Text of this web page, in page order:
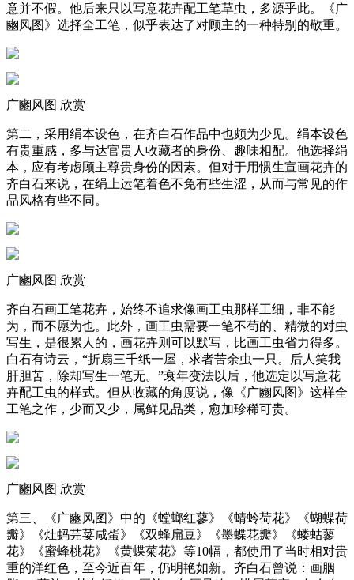
意并不假。他后来只以写意花卉配工笔草虫，多源乎此。《广
豳风图》选择全工笔，似乎表达了对顾主的一种特别的敬重。
广豳风图 欣赏
第二，采用绢本设色，在齐白石作品中也颇为少见。绢本设色
有贵重感，多与达官贵人收藏者的身份、趣味相配。他选择绢
本，应有考虑顾主尊贵身份的因素。但对于用惯生宣画花卉的
齐白石来说，在绢上运笔着色不免有些生涩，从而与常见的作
品风格有些不同。
广豳风图 欣赏
齐白石画工笔花卉，始终不追求像画工虫那样工细，非不能
为，而不愿为也。此外，画工虫需要一笔不苟的、精微的对虫
写生，是很累人的，画花卉则可以默写，比画工虫省力得多。
白石有诗云，“折扇三千纸一屋，求者苦余虫一只。后人笑我
肝胆苦，除却写生一笔无。”衰年变法以后，他选定以写意花
卉配工虫的样式。但从收藏的角度说，像《广豳风图》这样全
工笔之作，少而又少，属鲜见品类，愈加珍稀可贵。
广豳风图 欣赏
第三、《广豳风图》中的《螳螂红蓼》《蜻蛉荷花》《蝴蝶荷
瓣》《灶蚂芫荽咸蛋》《双蜂扁豆》《墨蝶花瓣》《蝼蛄蓼
花》《蜜蜂桃花》《黄蝶菊花》等10幅，都使用了当时相对贵
重的洋红色，至今近百年，仍明艳如新。齐白石曾说：画胭